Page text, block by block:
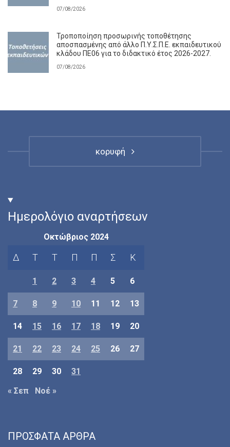
07/08/2026
Τροποποίηση προσωρινής τοποθέτησης
αποσπασμένης από άλλο Π.Υ.Σ.Π.Ε. εκπαιδευτικού
κλάδου ΠΕ06 για το διδακτικό έτος 2026-2027.
07/08/2026
κορυφή
Ημερολόγιο αναρτήσεων
Οκτώβριος 2024
Δ Τ Τ Π Π Σ Κ
1 2 3 4 5 6
7 8 9 10 11 12 13
14 15 16 17 18 19 20
21 22 23 24 25 26 27
28 29 30
31
« Σεπ
Νοέ »
ΠΡΌΣΦΑΤΑ ΆΡΘΡΑ